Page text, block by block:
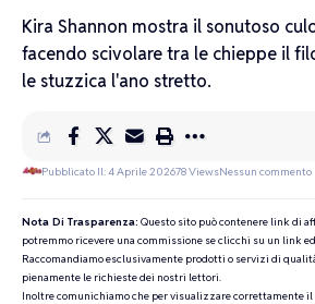
Kira Shannon mostra il sonutoso
facendo scivolare tra le chieppe il
le stuzzica l'ano stretto.
Pubblicato Il: 4 Aprile 202678 ViewsNessun commento
Nota Di Trasparenza: Questo sito può contenere link di
potremmo ricevere una commissione se clicchi su un link
Raccomandiamo esclusivamente prodotti o servizi di
pienamente le richieste dei nostri lettori.
Inoltre comunichiamo che per visualizzare correttamente